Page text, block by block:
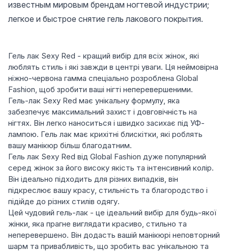
известным мировым брендам ногтевой индустрии;
легкое и быстрое снятие гель лакового покрытия.
Гель лак Sexy Red - кращий вибір для всіх жінок, які
люблять стиль і які завжди в центрі уваги. Ця неймовірна
ніжно-червона гамма спеціально розроблена Global
Fashion, щоб зробити ваші нігті неперевершеними.
Гель-лак Sexy Red має унікальну формулу, яка
забезпечує максимальний захист і довговічність на
нігтях. Він легко наноситься і швидко засихає під УФ-
лампою. Гель лак має крихітні блискітки, які роблять
вашу манікюр більш благодатним.
Гель лак Sexy Red від Global Fashion дуже популярний
серед жінок за його високу якість та інтенсивний колір.
Він ідеально підходить для різних випадків, він
підкреслює вашу красу, стильність та благородство і
підійде до різних стилів одягу.
Цей чудовий гель-лак - це ідеальний вибір для будь-якої
жінки, яка прагне виглядати красиво, стильно та
неперевершено. Він додасть вашій манікюрі неповторний
шарм та привабливість, що зробить вас унікальною та